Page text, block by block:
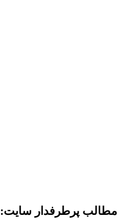
مطالب پرطرفدار سایت: